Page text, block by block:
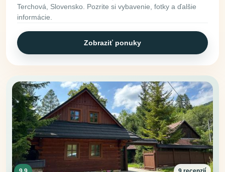
Terchová, Slovensko. Pozrite si vybavenie, fotky a ďalšie
informácie.
Zobraziť ponuky